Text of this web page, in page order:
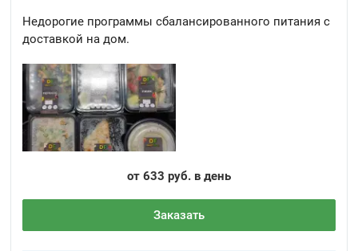
Недорогие программы сбалансированного питания с
доставкой на дом.
от 633 руб. в день
Заказать